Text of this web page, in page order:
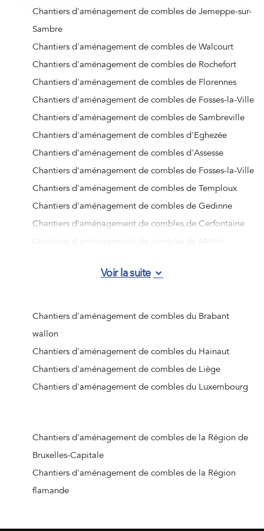
Chantiers d'aménagement de combles de Jemeppe-sur-
Sambre
Chantiers d'aménagement de combles de Walcourt
Chantiers d'aménagement de combles de Rochefort
Chantiers d'aménagement de combles de Florennes
Chantiers d'aménagement de combles de Fosses-la-Ville
Chantiers d'aménagement de combles de Sambreville
Chantiers d'aménagement de combles d'Eghezée
Chantiers d'aménagement de combles d'Assesse
Chantiers d'aménagement de combles de Fosses-la-Ville
Chantiers d'aménagement de combles de Temploux
Chantiers d'aménagement de combles de Gedinne
Chantiers d'aménagement de combles de Cerfontaine
Chantiers d'aménagement de combles d'Han-sur-Lesse
Semois
Chantiers d'aménagement de combles de Wépion
Chantiers d'aménagement de combles de Barvaux
Chantiers d'aménagement de combles de Viroinval
Chantiers d'aménagement de combles de Naninne
Chantiers d'aménagement de combles d'Houyet
Chantiers d'aménagement de combles d'Hastière
Chantiers d'aménagement de combles d'Anhée
Chantiers d'aménagement de combles de Namur
Voir la suite
Chantiers d'aménagement de combles du Brabant
wallon
Chantiers d'aménagement de combles du Hainaut
Chantiers d'aménagement de combles de Liège
Chantiers d'aménagement de combles du Luxembourg
Chantiers d'aménagement de combles de la Région de
Bruxelles-Capitale
Chantiers d'aménagement de combles de la Région
flamande